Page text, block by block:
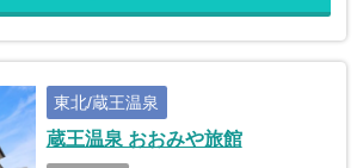
東北/蔵王温泉
蔵王温泉 おおみや旅館